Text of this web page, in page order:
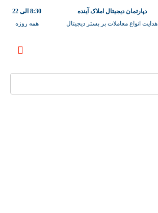
دپارتمان دیجیتال املاک آینده
هدایت انواع معاملات بر بستر دیجیتال
8:30 الی 22
همه روزه